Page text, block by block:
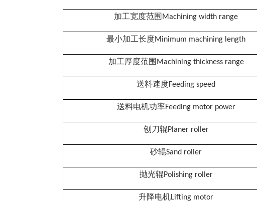
加工宽度范围 Machining width range
最小加工长度Minimum machining length
加工厚度范围 Machining thickness range
送料速度Feeding speed
送料电机功率Feeding motor power
刨刀辊Planer roller
砂辊Sand roller
抛光辊Polishing roller
升降电机Lifting motor